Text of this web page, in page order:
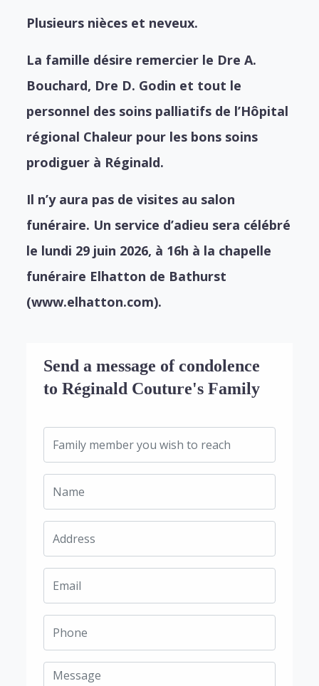
Plusieurs nièces et neveux.
La famille désire remercier le Dre A.
Bouchard, Dre D. Godin et tout le
personnel des soins palliatifs de l’Hôpital
régional Chaleur pour les bons soins
prodiguer à Réginald.
Il n’y aura pas de visites au salon
funéraire. Un service d’adieu sera célébré
le lundi 29 juin 2026, à 16h à la chapelle
funéraire Elhatton de Bathurst
(www.elhatton.com).
Send a message of condolence
to Réginald Couture's Family